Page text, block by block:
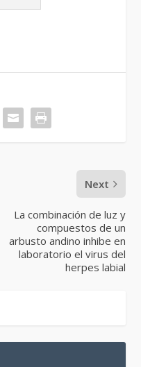
Next
La combinación de luz y
compuestos de un
arbusto andino inhibe en
laboratorio el virus del
herpes labial